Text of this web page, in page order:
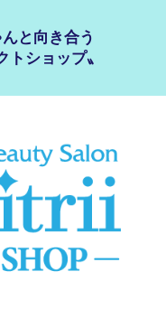
と向き合う
トショップ〟